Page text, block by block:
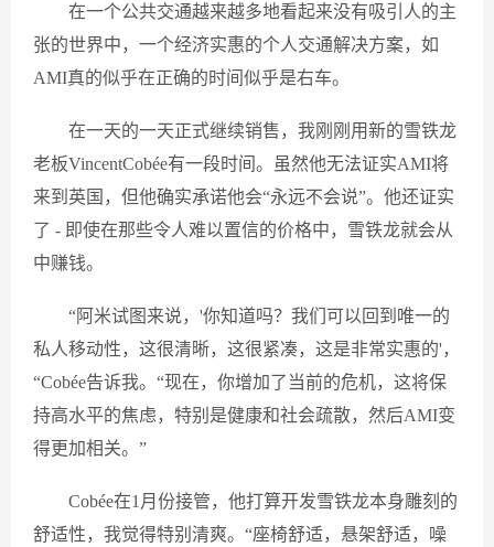
在一个公共交通越来越多地看起来没有吸引人的主
张的世界中，一个经济实惠的个人交通解决方案，如
AMI真的似乎在正确的时间似乎是右车。
在一天的一天正式继续销售，我刚刚用新的雪铁龙
老板VincentCobée有一段时间。虽然他无法证实AMI将
来到英国，但他确实承诺他会“永远不会说”。他还证实
了 - 即使在那些令人难以置信的价格中，雪铁龙就会从
中赚钱。
“阿米试图来说，'你知道吗？我们可以回到唯一的
私人移动性，这很清晰，这很紧凑，这是非常实惠的'，
“Cobée告诉我。“现在，你增加了当前的危机，这将保
持高水平的焦虑，特别是健康和社会疏散，然后AMI变
得更加相关。”
Cobée在1月份接管，他打算开发雪铁龙本身雕刻的
舒适性，我觉得特别清爽。“座椅舒适，悬架舒适，噪